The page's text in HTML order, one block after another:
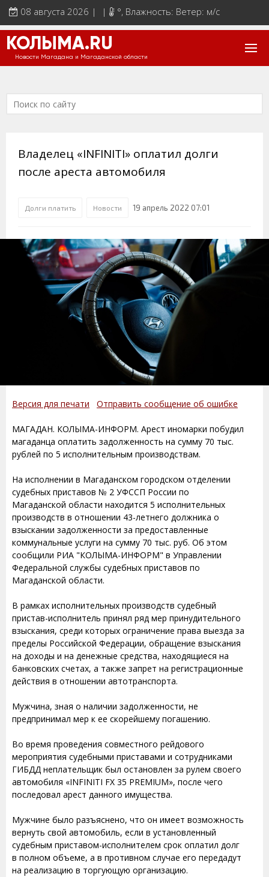
08 августа 2026 | | °, Влажность: Ветер: м/с
КОЛЫМА.RU
Новости Магадана и Магаданской области
Владелец «INFINITI» оплатил долги
после ареста автомобиля
Долги платить Новости 19 апрель 2022 07:01
Версия для печати Отправить сообщение об ошибке
МАГАДАН. КОЛЫМА-ИНФОРМ. Арест иномарки побудил
магаданца оплатить задолженность на сумму 70 тыс.
рублей по 5 исполнительным производствам.
На исполнении в Магаданском городском отделении
судебных приставов № 2 УФССП России по
Магаданской области находится 5 исполнительных
производств в отношении 43-летнего должника о
взыскании задолженности за предоставленные
коммунальные услуги на сумму 70 тыс. руб. Об этом
сообщили РИА "КОЛЫМА-ИНФОРМ" в Управлении
Федеральной службы судебных приставов по
Магаданской области.
В рамках исполнительных производств судебный
пристав-исполнитель принял ряд мер принудительного
взыскания, среди которых ограничение права выезда за
пределы Российской Федерации, обращение взыскания
на доходы и на денежные средства, находящиеся на
банковских счетах, а также запрет на регистрационные
действия в отношении автотранспорта.
Мужчина, зная о наличии задолженности, не
предпринимал мер к ее скорейшему погашению.
Во время проведения совместного рейдового
мероприятия судебными приставами и сотрудниками
ГИБДД неплательщик был остановлен за рулем своего
автомобиля «INFINITI FX 35 PREMIUM», после чего
последовал арест данного имущества.
Мужчине было разъяснено, что он имеет возможность
вернуть свой автомобиль, если в установленный
судебным приставом-исполнителем срок оплатил долг
в полном объеме, а в противном случае его передадут
на реализацию в торгующую организацию.